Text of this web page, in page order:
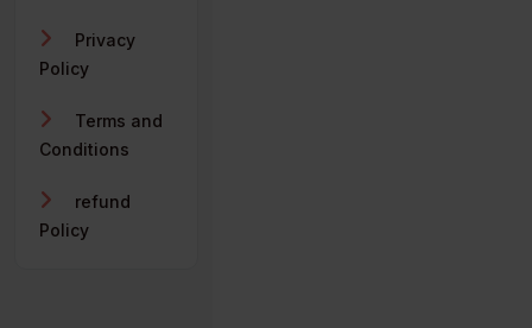
Privacy
Policy
Terms and
Conditions
refund
Policy